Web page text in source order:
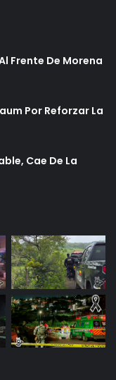
Frente De Morena
Por Reforzar La
Cae De La